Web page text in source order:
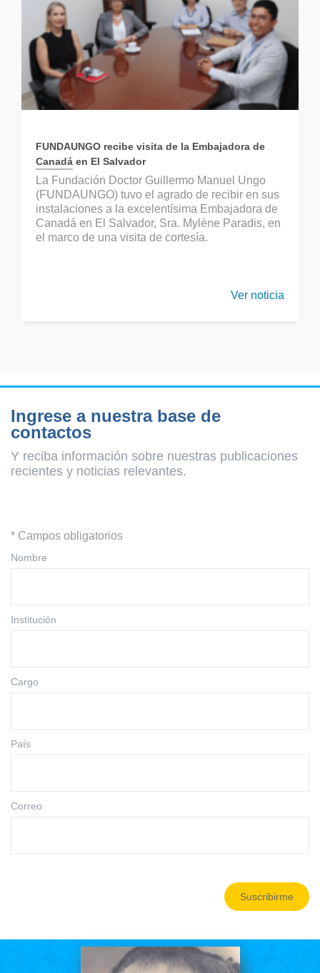
FUNDAUNGO recibe visita de la Embajadora de
Canadá en El Salvador
La Fundación Doctor Guillermo Manuel Ungo
(FUNDAUNGO) tuvo el agrado de recibir en sus
instalaciones a la excelentísima Embajadora de
Canadá en El Salvador, Sra. Mylène Paradis, en
el marco de una visita de cortesía.
Ver noticia
Ingrese a nuestra base de
contactos
Y reciba información sobre nuestras publicaciones
recientes y noticias relevantes.
* Campos obligatorios
Nombre
Institución
Cargo
País
Correo
Suscribirme